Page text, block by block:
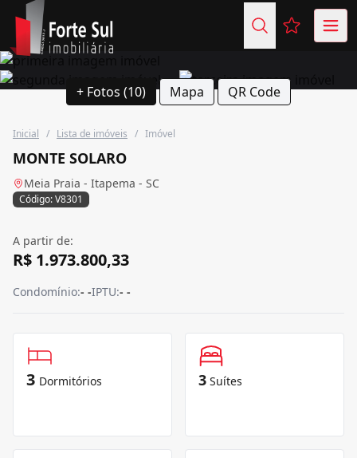
Favoritos
+ Fotos (10) Mapa QR Code
Inicial / Lista de imóveis / Imóvel
MONTE SOLARO
Meia Praia - Itapema - SC
Código: V8301
A partir de:
R$ 1.973.800,33
Condomínio:- -IPTU:- -
3 Dormitórios 3 Suítes